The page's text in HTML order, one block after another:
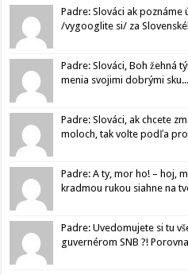
Padre: Slováci ak
/vygooglite si/ za
Padre: Slováci, Boh žehná
menia svojimi dobrými sku...
Padre: Slováci, ak chcete
moloch, tak volte podľa
Padre: A ty, mor ho! – hoj,
kradmou rukou siahne na
Padre: Uvedomujete si tu
guvernérom SNB ?!